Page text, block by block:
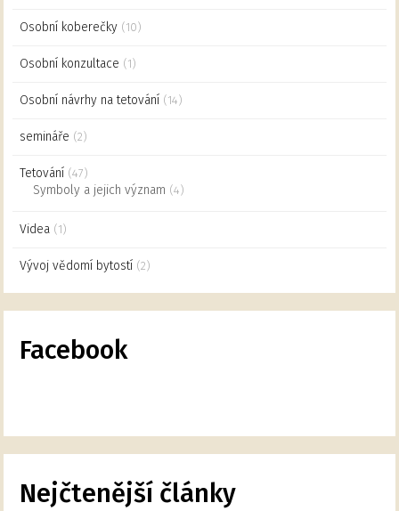
Osobní koberečky (10)
Osobní konzultace (1)
Osobní návrhy na tetování (14)
semináře (2)
Tetování (47)
Symboly a jejich význam (4)
Videa (1)
Vývoj vědomí bytostí (2)
Facebook
Nejčtenější články